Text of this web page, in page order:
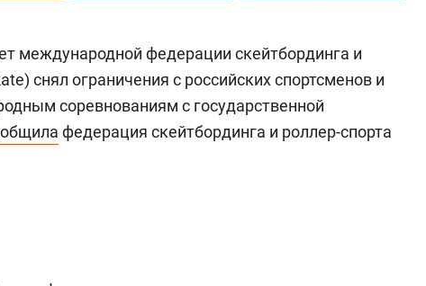
международной федерации скейтбординга и
снял ограничения с российских спортсменов и
соревнованиям с государственной
федерация скейтбординга и роллер-спорта